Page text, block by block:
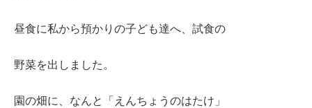
昼食に私から預かりの子ども達へ、試食の
野菜を出しました。
園の畑に、なんと「えんちょうのはたけ」